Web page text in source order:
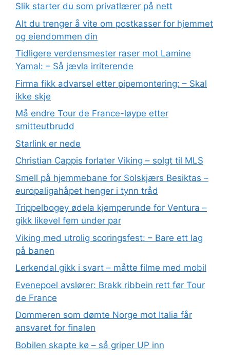
Slik starter du som privatlærer på nett
Alt du trenger å vite om postkasser for hjemmet
og eiendommen din
Tidligere verdensmester raser mot Lamine
Yamal: – Så jævla irriterende
Firma fikk advarsel etter pipemontering: – Skal
ikke skje
Må endre Tour de France-løype etter
smitteutbrudd
Starlink er nede
Christian Cappis forlater Viking – solgt til MLS
Smell på hjemmebane for Solskjærs Besiktas –
europaligahåpet henger i tynn tråd
Trippelbogey ødela kjemperunde for Ventura –
gikk likevel fem under par
Viking med utrolig scoringsfest: – Bare ett lag
på banen
Lerkendal gikk i svart – måtte filme med mobil
Evenepoel avslører: Brakk ribbein rett før Tour
de France
Dommeren som dømte Norge mot Italia får
ansvaret for finalen
Bobilen skapte kø – så griper UP inn